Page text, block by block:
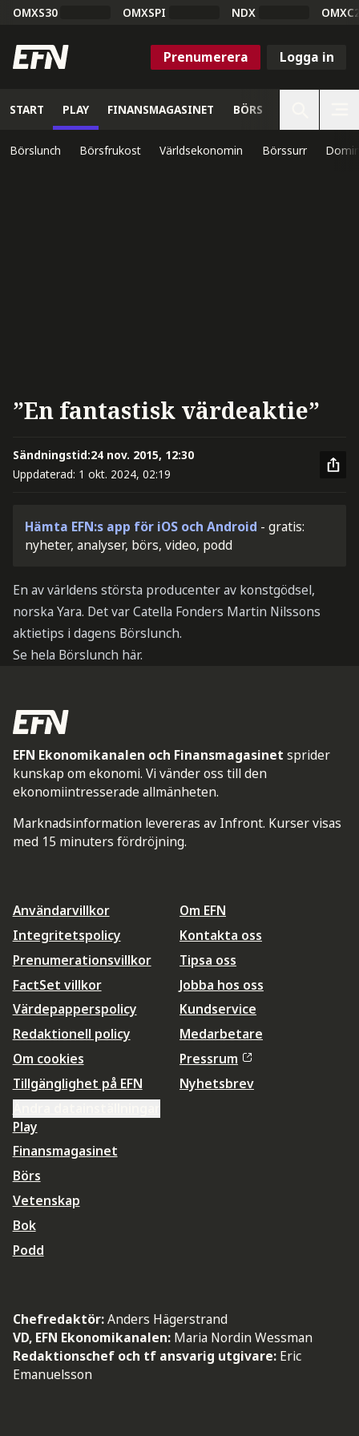
OMXS30 OMXSPI NDX
Prenumerera Logga in
START PLAY FINANSMAGASINET BÖRS
Börslunch Börsfrukost Världsekonomin Börssurr
”En fantastisk värdeaktie”
Sändningstid:24 nov. 2015, 12:30
Uppdaterad: 1 okt. 2024, 02:19
Hämta EFN:s app för iOS och Android - gratis:
nyheter, analyser, börs, video, podd
En av världens största producenter av konstgödsel,
norska Yara. Det var Catella Fonders Martin Nilssons
aktietips i dagens Börslunch.
Se hela Börslunch här.
EFN Ekonomikanalen och Finansmagasinet sprider
kunskap om ekonomi. Vi vänder oss till den
ekonomiintresserade allmänheten.
Marknadsinformation levereras av Infront. Kurser visas
med 15 minuters fördröjning.
Användarvillkor
Integritetspolicy
Prenumerationsvillkor
FactSet villkor
Värdepapperspolicy
Redaktionell policy
Om cookies
Tillgänglighet på EFN
Om EFN
Kontakta oss
Tipsa oss
Jobba hos oss
Kundservice
Medarbetare
Pressrum
Nyhetsbrev
Play
Finansmagasinet
Börs
Vetenskap
Bok
Podd
Chefredaktör:Anders Hägerstrand
VD, EFN Ekonomikanalen: Maria Nordin Wessman
Redaktionschef och tf ansvarig utgivare: Eric
Emanuelsson